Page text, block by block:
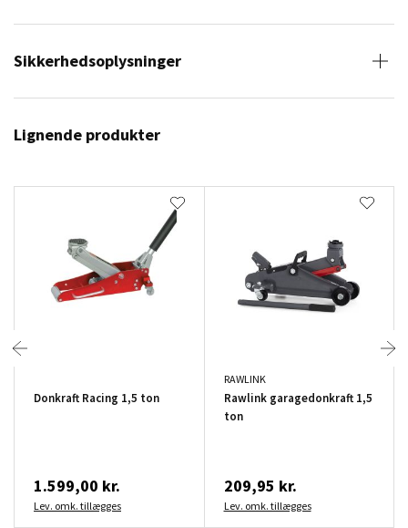
Sikkerhedsoplysninger
Lignende produkter
Donkraft Racing 1,5 ton
1.599,00 kr.
Lev. omk. tillægges
RAWLINK
Rawlink garagedonkraft 1,5
ton
209,95 kr.
Lev. omk. tillægges